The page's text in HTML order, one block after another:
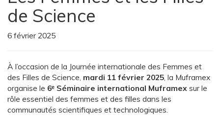
de Science
6 février 2025
À l’occasion de la Journée internationale des Femmes et
des Filles de Science, mardi 11 février 2025, la Muframex
organise le 6ᵉ Séminaire international Muframex sur le
rôle essentiel des femmes et des filles dans les
communautés scientifiques et technologiques.